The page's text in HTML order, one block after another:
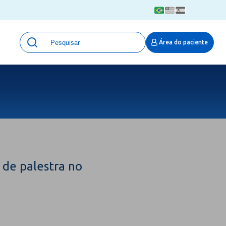
Área do paciente
Unidades
Qualidade e Segurança em saúde
MOVE ARO
palestra no